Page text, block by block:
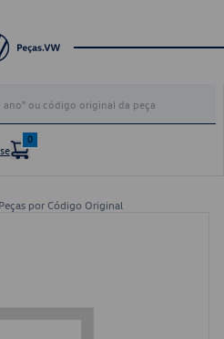
0
Peças por Código Original